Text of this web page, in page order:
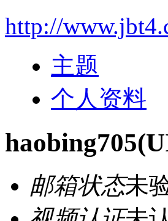
http://
主题
个人资料
haobing705
邮箱状态未